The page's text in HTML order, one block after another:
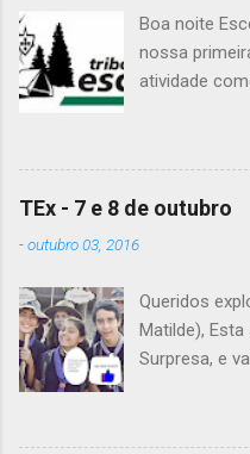
Boa noite
nossa
atividade
lanche (não
caneta. Para
Valentino e
vão fazer a
informações
patrulhas
até às
TEx - 7 e 8 de outubro
-outubro 03, 2016
Queridos
Matilde),
Surpresa, e
atividade!
Belém, na